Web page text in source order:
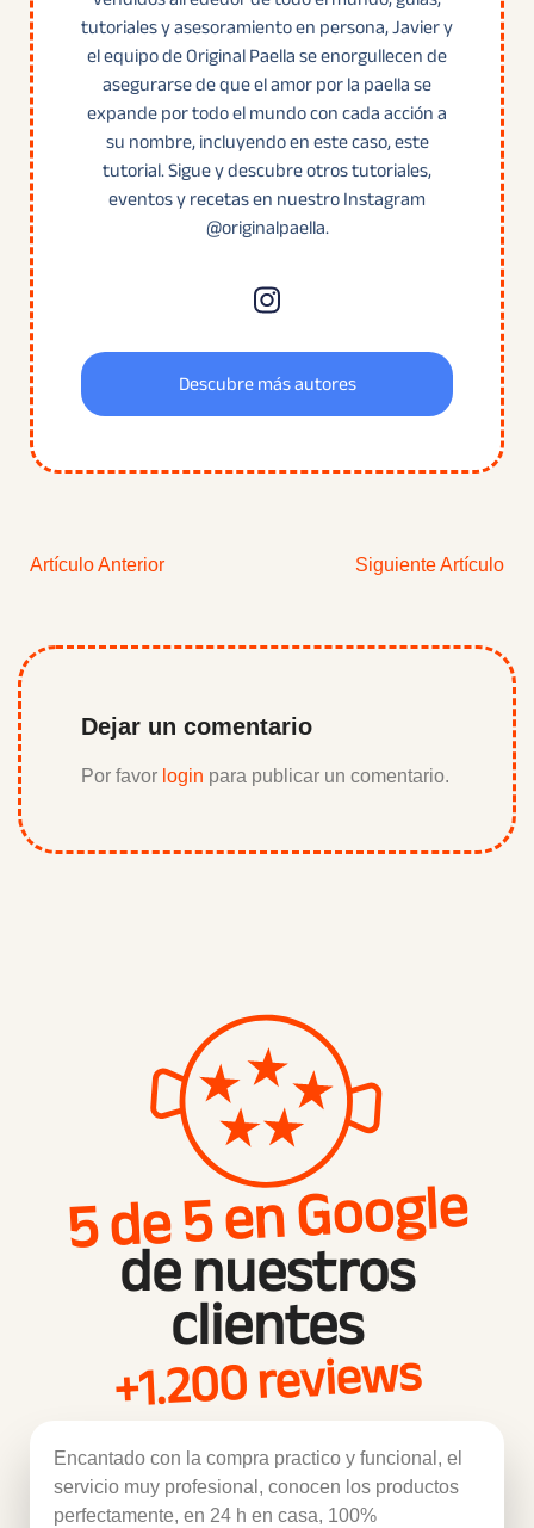
tutoriales y asesoramiento en persona, Javier y
el equipo de Original Paella se enorgullecen de
asegurarse de que el amor por la paella se
expande por todo el mundo con cada acción a
su nombre, incluyendo en este caso, este
tutorial. Sigue y descubre otros tutoriales,
eventos y recetas en nuestro Instagram
@originalpaella.
Descubre más autores
Artículo Anterior Siguiente Artículo
Dejar un comentario
Por favor login para publicar un comentario.
5 de 5 en Google
de nuestros
clientes
+1.200 reviews
Encantado con la compra practico y funcional, el
servicio muy profesional, conocen los productos
perfectamente, en 24 h en casa, 100%